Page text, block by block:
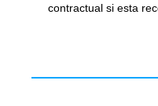
contractual si esta